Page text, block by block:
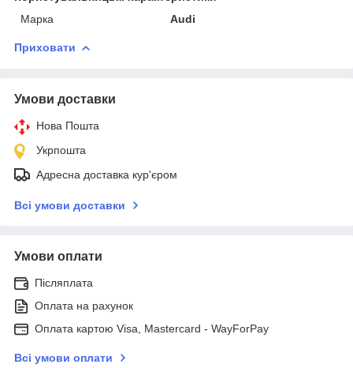
Марка
Audi
Приховати
Умови доставки
Нова Пошта
Укрпошта
Адресна доставка кур'єром
Всі умови доставки
Умови оплати
Післяплата
Оплата на рахунок
Оплата картою Visa, Mastercard - WayForPay
Всі умови оплати